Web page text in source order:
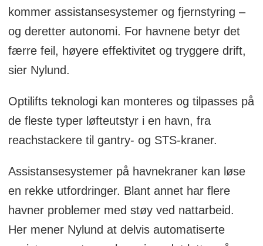
kommer assistansesystemer og fjernstyring –
og deretter autonomi. For havnene betyr det
færre feil, høyere effektivitet og tryggere drift,
sier Nylund.
Optilifts teknologi kan monteres og tilpasses på
de fleste typer løfteutstyr i en havn, fra
reachstackere til gantry- og STS-kraner.
Assistansesystemer på havnekraner kan løse
en rekke utfordringer. Blant annet har flere
havner problemer med støy ved nattarbeid.
Her mener Nylund at delvis automatiserte